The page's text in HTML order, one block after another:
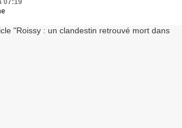
07:19